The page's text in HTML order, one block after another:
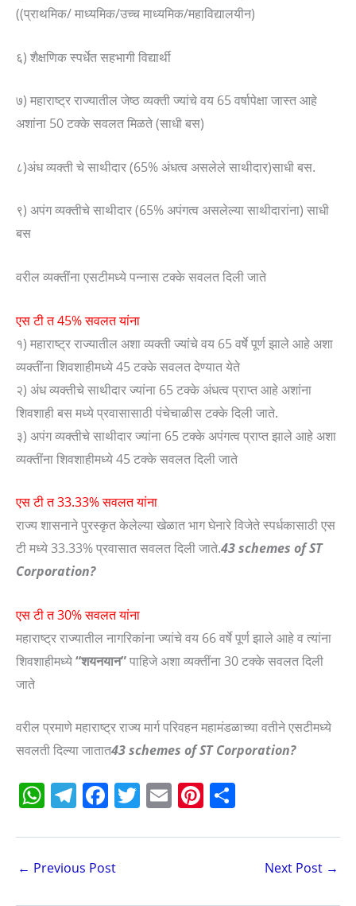
((प्राथमिक/ माध्यमिक/उच्च माध्यमिक/महाविद्यालयीन)
६) शैक्षणिक स्पर्धेत सहभागी विद्यार्थी
७) महाराष्ट्र राज्यातील जेष्ठ व्यक्ती ज्यांचे वय 65 वर्षापेक्षा जास्त आहे
अशांना 50 टक्के सवलत मिळते (साधी बस)
८)अंध व्यक्ती चे साथीदार (65% अंधत्व असलेले साथीदार)साधी बस.
९) अपंग व्यक्तीचे साथीदार (65% अपंगत्व असलेल्या साथीदारांना) साधी
बस
वरील व्यक्तींना एसटीमध्ये पन्नास टक्के सवलत दिली जाते
एस टी त 45% सवलत यांना
१) महाराष्ट्र राज्यातील अशा व्यक्ती ज्यांचे वय 65 वर्षे पूर्ण झाले आहे अशा
व्यक्तींना शिवशाहीमध्ये 45 टक्के सवलत देण्यात येते
२) अंध व्यक्तीचे साथीदार ज्यांना 65 टक्के अंधत्व प्राप्त आहे अशांना
शिवशाही बस मध्ये प्रवासासाठी पंचेचाळीस टक्के दिली जाते.
३) अपंग व्यक्तीचे साथीदार ज्यांना 65 टक्के अपंगत्व प्राप्त झाले आहे अशा
व्यक्तींना शिवशाहीमध्ये 45 टक्के सवलत दिली जाते
एस टी त 33.33% सवलत यांना
राज्य शासनाने पुरस्कृत केलेल्या खेळात भाग घेनारे विजेते स्पर्धकासाठी एस
टी मध्ये 33.33% प्रवासात सवलत दिली जाते.43 schemes of ST
Corporation?
एस टी त 30% सवलत यांना
महाराष्ट्र राज्यातील नागरिकांना ज्यांचे वय 66 वर्षे पूर्ण झाले आहे व त्यांना
शिवशाहीमध्ये“शयनयान”पाहिजे अशा व्यक्तींना 30 टक्के सवलत दिली
जाते
वरील प्रमाणे महाराष्ट्र राज्य मार्ग परिवहन महामंडळाच्या वतीने एसटीमध्ये
सवलती दिल्या जातात43 schemes of ST Corporation?
W
at
s
A
T
e
gr
a
F
c
e
b
T
itt
E
ai
Pi
er
st
ar
← Previous Post Next Post →